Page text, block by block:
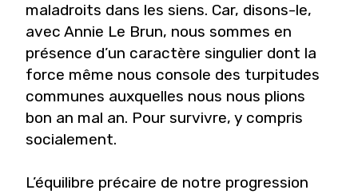
maladroits dans les siens. Car, disons-le,
avec Annie Le Brun, nous sommes en
présence d’un caractère singulier dont la
force même nous console des turpitudes
communes auxquelles nous nous plions
bon an mal an. Pour survivre, y compris
socialement.
L’équilibre précaire de notre progression